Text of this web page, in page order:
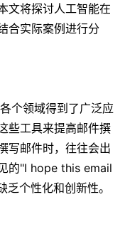
文将探讨人工智能在
合实际案例进行分
个领域得到了广泛应
些工具来提高邮件撰
写邮件时，往往会出
的"I hope this email
个性化和创新性。